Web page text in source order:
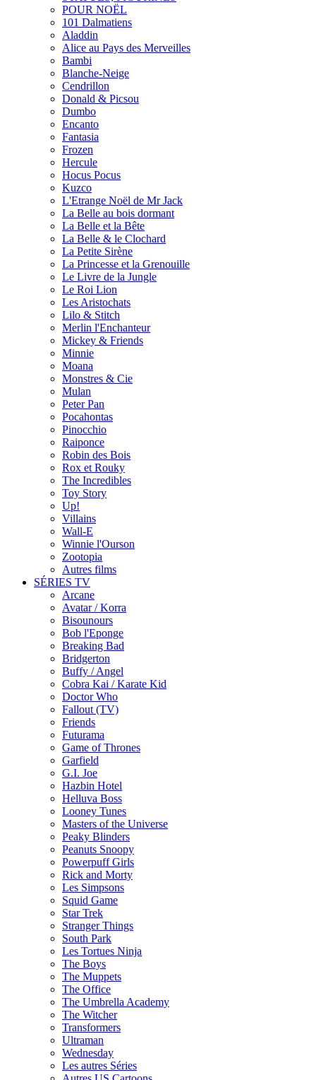
POUR NOËL
101 Dalmatiens
Aladdin
Alice au Pays des Merveilles
Bambi
Blanche-Neige
Cendrillon
Donald & Picsou
Dumbo
Encanto
Fantasia
Frozen
Hercule
Hocus Pocus
Kuzco
L'Etrange Noël de Mr Jack
La Belle au bois dormant
La Belle et la Bête
La Belle & le Clochard
La Petite Sirène
La Princesse et la Grenouille
Le Livre de la Jungle
Le Roi Lion
Les Aristochats
Lilo & Stitch
Merlin l'Enchanteur
Mickey & Friends
Minnie
Moana
Monstres & Cie
Mulan
Peter Pan
Pocahontas
Pinocchio
Raiponce
Robin des Bois
Rox et Rouky
The Incredibles
Toy Story
Up!
Villains
Wall-E
Winnie l'Ourson
Zootopia
Autres films
SÉRIES TV
Arcane
Avatar / Korra
Bisounours
Bob l'Eponge
Breaking Bad
Bridgerton
Buffy / Angel
Cobra Kai / Karate Kid
Doctor Who
Fallout (TV)
Friends
Futurama
Game of Thrones
Garfield
G.I. Joe
Hazbin Hotel
Helluva Boss
Looney Tunes
Masters of the Universe
Peaky Blinders
Peanuts Snoopy
Powerpuff Girls
Rick and Morty
Les Simpsons
Squid Game
Star Trek
Stranger Things
South Park
Les Tortues Ninja
The Boys
The Muppets
The Office
The Umbrella Academy
The Witcher
Transformers
Ultraman
Wednesday
Les autres Séries